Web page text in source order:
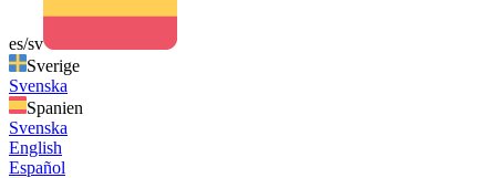
es/sv
Sverige
Svenska
Spanien
Svenska
English
Español